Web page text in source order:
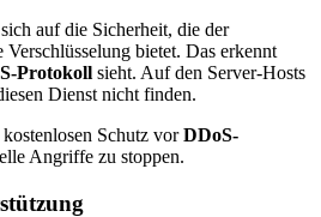
auf die Sicherheit, die der
Verschlüsselung bietet. Das erkennt
Protokoll sieht. Auf den Server-Hosts
Dienst nicht finden.
Schutz vorDDoS-
Angriffe zu stoppen.